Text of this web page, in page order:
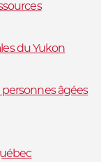
du Yukon
âgées